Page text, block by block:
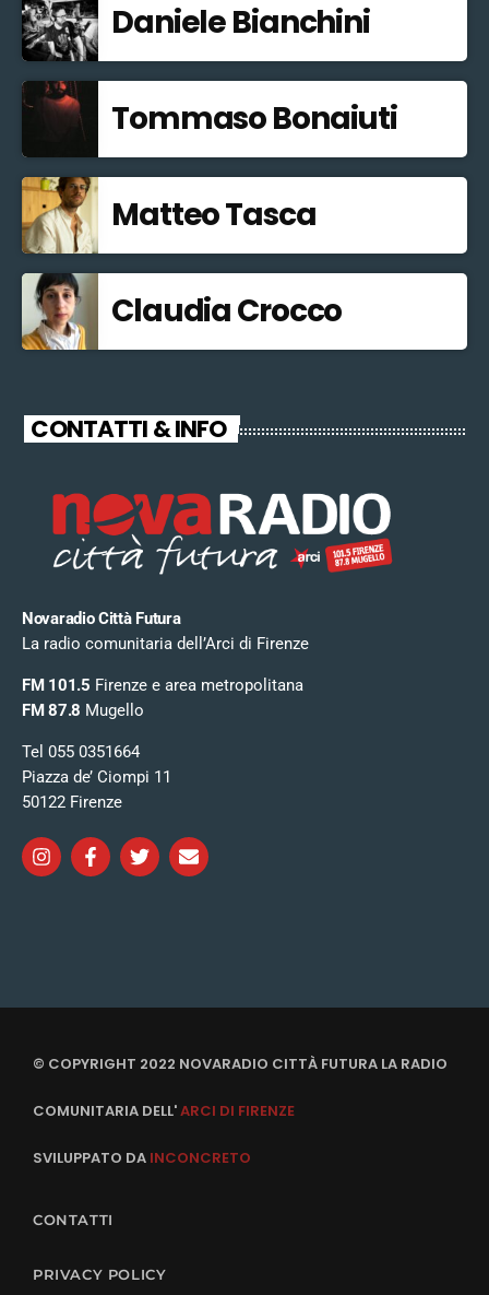
Daniele Bianchini
Tommaso Bonaiuti
Matteo Tasca
Claudia Crocco
CONTATTI & INFO
Novaradio Città Futura
La radio comunitaria dell’Arci di Firenze
FM 101.5 Firenze e area metropolitana
FM 87.8 Mugello
Tel 055 0351664
Piazza de’ Ciompi 11
50122 Firenze
© COPYRIGHT 2022 NOVARADIO CITTÀ FUTURA LA RADIO
COMUNITARIA DELL'ARCI DI FIRENZE
SVILUPPATO DA INCONCRETO
CONTATTI
PRIVACY POLICY